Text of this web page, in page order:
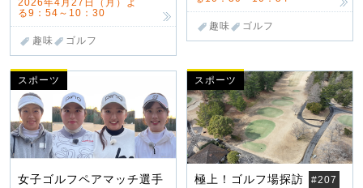
2026年4月27日（月）よ
る9：54～10：30
趣味 ゴルフ
趣味 ゴルフ
スポーツ
女子ゴルフペアマッチ選手
スポーツ
極上！ゴルフ場探訪 #207